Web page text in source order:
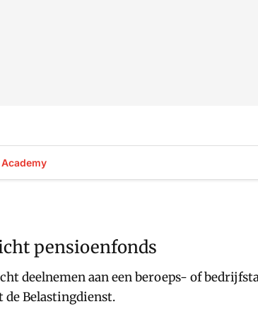
pensioenfonds
deelnemen aan een beroeps- of
de Belastingdienst.